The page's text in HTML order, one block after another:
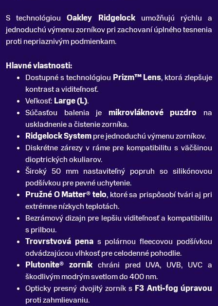
S technológiouOakley Ridgelockumožňujú rýchlu a
jednoduchú výmenu zorníkov pri zachovaní úplného tesnenia
proti nepriaznivým podmienkam.
Hlavné vlastnosti:
Dostupné s technológiou Prizm™ Lens, ktorá zlepšuje
kontrast a viditeľnosť.
Veľkosť: Large (L).
Súčasťou balenia je mikrovláknové puzdro na
uskladnenie a čistenie zorníka.
Ridgelock Systempre jednoduchú výmenu zorníkov.
Diskrétne zárezy v ráme pre kompatibilitu s väčšinou
dioptrických okuliarov.
Široký 50 mm nastaviteľný popruh so silikónovou
podšívkou pre pevné uchytenie.
Pružné O Matter® telo, ktoré sa prispôsobí tvári aj pri
extrémne nízkych teplotách.
Bezrámový dizajn pre lepšiu viditeľnosť a kompatibilitu
s prilbou.
Trovrstvová penas polárnou fleecovou podšívkou
odvádzajúcou vlhkosť pre celodenné pohodlie.
Plutonite® zorníkchráni pred UVA, UVB, UVC a
škodlivým modrým svetlom do 400 nm.
Opticky presný dvojitý zorník s F3 Anti-fog úpravou
proti zahmlievaniu.